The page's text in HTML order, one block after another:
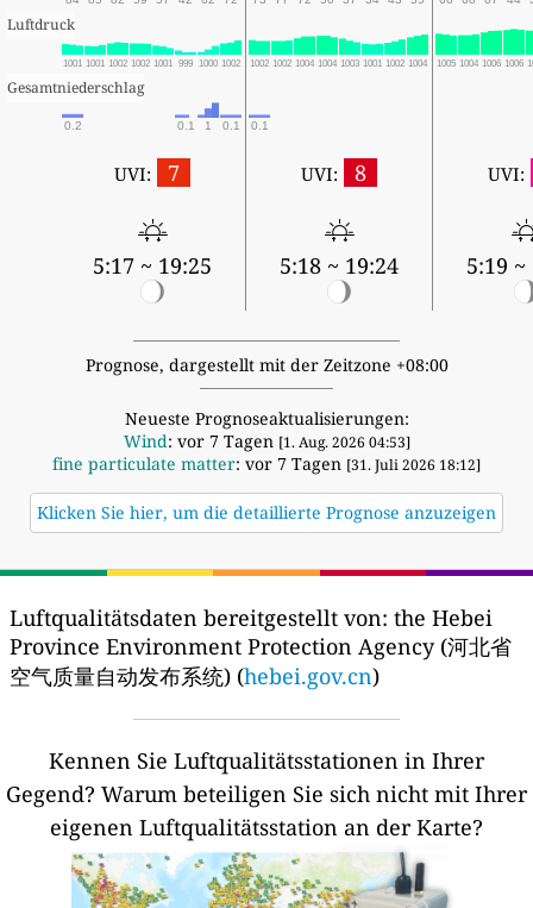
Luftdruck
1001 1001 1002 1002 1001 999 1000 1002 1002 1002 1004 1004 1003 1001 1002 1004 1005 1004 1006 1006
Gesamtniederschlag
0.2 0.1 1 0.1 0.1
UVI: 7
5:17 ~ 19:25
UVI: 8
5:18 ~ 19:24
UVI:
5:19 ~
Prognose, dargestellt mit der Zeitzone +08:00
Neueste Prognoseaktualisierungen:
Wind: vor 7 Tagen [1. Aug. 2026 04:53]
fine particulate matter: vor 7 Tagen [31. Juli 2026 18:12]
Klicken Sie hier, um die detaillierte Prognose anzuzeigen
Luftqualitätsdaten bereitgestellt von: the Hebei
Province Environment Protection Agency (河北省
空气质量自动发布系统) (hebei.gov.cn)
Kennen Sie Luftqualitätsstationen in Ihrer
Gegend? Warum beteiligen Sie sich nicht mit Ihrer
eigenen Luftqualitätsstation an der Karte?